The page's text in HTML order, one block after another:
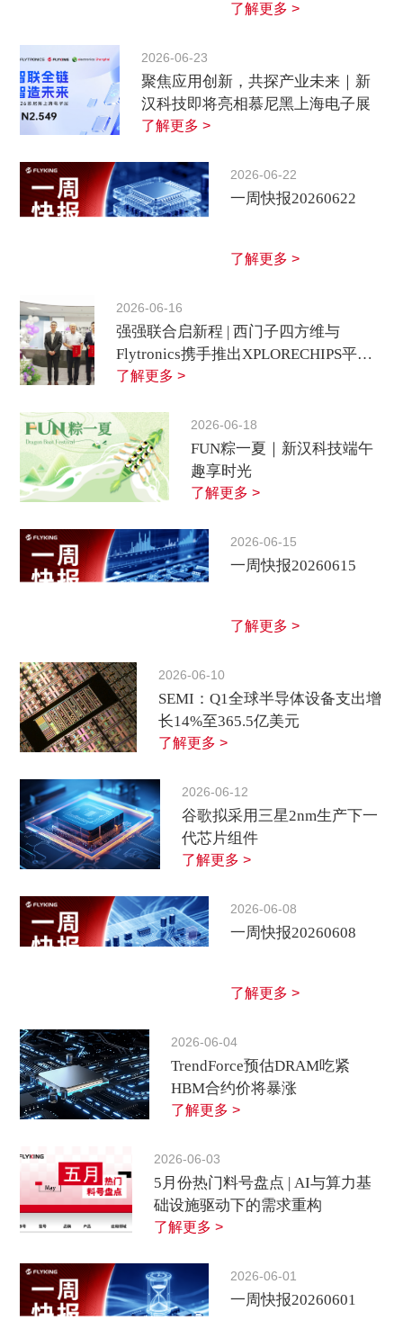
了解更多 >
2026-06-23
聚焦应用创新，共探产业未来｜新
汉科技即将亮相慕尼黑上海电子展
了解更多 >
2026-06-22
一周快报20260622
了解更多 >
2026-06-16
强强联合启新程 | 西门子四方维与
Flytronics携手推出XPLORECHIPS平
台，赋能半导体行业高质量发展
了解更多 >
2026-06-18
FUN粽一夏｜新汉科技端午
趣享时光
了解更多 >
2026-06-15
一周快报20260615
了解更多 >
2026-06-10
SEMI：Q1全球半导体设备支出增
长14%至365.5亿美元
了解更多 >
2026-06-12
谷歌拟采用三星2nm生产下一
代芯片组件
了解更多 >
2026-06-08
一周快报20260608
了解更多 >
2026-06-04
TrendForce预估DRAM吃紧
HBM合约价将暴涨
了解更多 >
2026-06-03
5月份热门料号盘点 | AI与算力基
础设施驱动下的需求重构
了解更多 >
2026-06-01
一周快报20260601